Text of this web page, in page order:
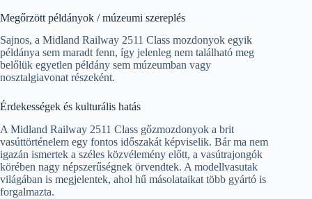
Megőrzött példányok / múzeumi szereplés
Sajnos, a Midland Railway 2511 Class mozdonyok egyik
példánya sem maradt fenn, így jelenleg nem található meg
belőlük egyetlen példány sem múzeumban vagy
nosztalgiavonat részeként.
Érdekességek és kulturális hatás
A Midland Railway 2511 Class gőzmozdonyok a brit
vasúttörténelem egy fontos időszakát képviselik. Bár ma nem
igazán ismertek a széles közvélemény előtt, a vasútrajongók
körében nagy népszerűségnek örvendtek. A modellvasutak
világában is megjelentek, ahol hű másolataikat több gyártó is
forgalmazta.